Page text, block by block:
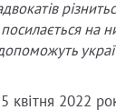
на
квітня 2022